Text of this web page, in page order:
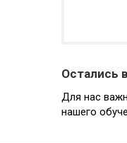
Остались
Для нас
нашего